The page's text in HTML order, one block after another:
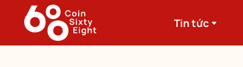
Tin tức